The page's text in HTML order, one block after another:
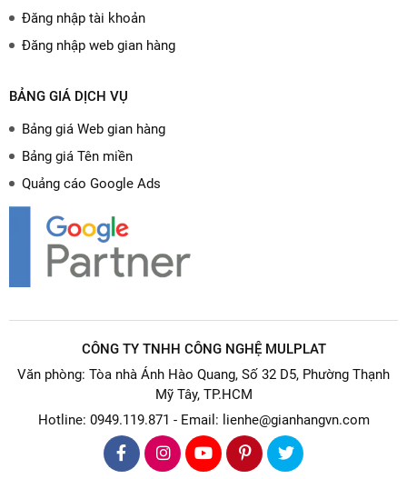
Đăng nhập tài khoản
Đăng nhập web gian hàng
BẢNG GIÁ DỊCH VỤ
Bảng giá Web gian hàng
Bảng giá Tên miền
Quảng cáo Google Ads
CÔNG TY TNHH CÔNG NGHỆ MULPLAT
Văn phòng: Tòa nhà Ánh Hào Quang, Số 32 D5, Phường Thạnh
Mỹ Tây, TP.HCM
Hotline: 0949.119.871 - Email: lienhe@gianhangvn.com